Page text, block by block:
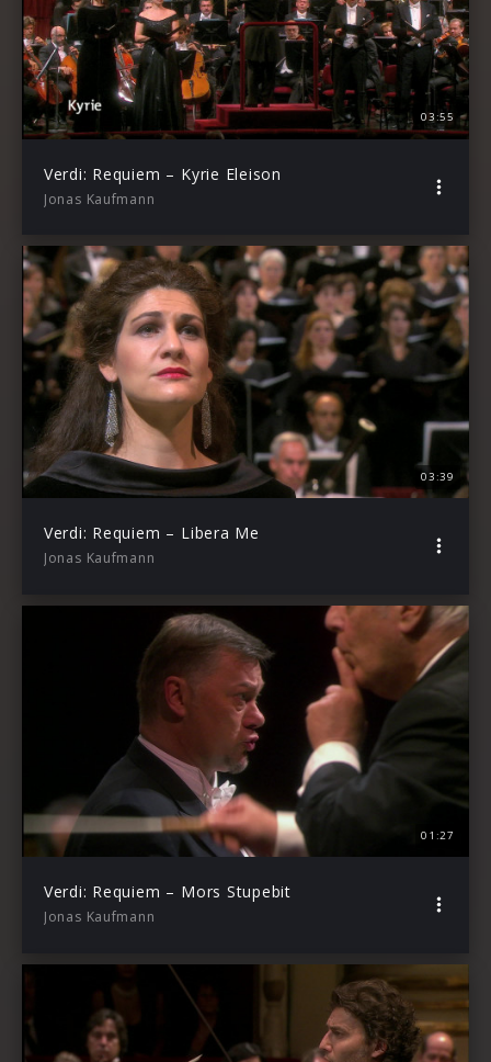
03:55
Verdi: Requiem – Kyrie Eleison
Jonas Kaufmann
03:39
Verdi: Requiem – Libera Me
Jonas Kaufmann
01:27
Verdi: Requiem – Mors Stupebit
Jonas Kaufmann